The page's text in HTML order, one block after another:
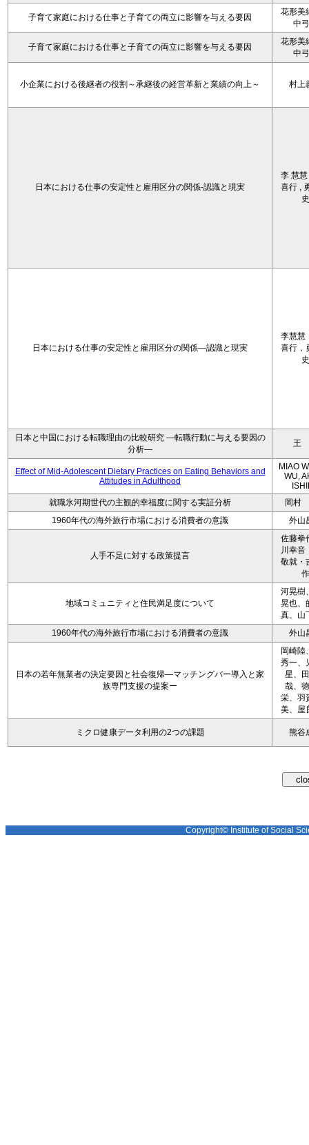
子育て家庭における仕事と子育ての両立に影響を与える要因
花形美
中
子育て家庭における仕事と子育ての両立に影響を与える要因
花形美
中
小企業における後継者の役割～承継後の経営革新と業績の向上～ 村上
日本における仕事の安定性と雇用区分の関係-認識と現実
李 慧慧
喜行 ,
史
日本における仕事の安定性と雇用区分の関係—認識と現実
李慧慧
喜行，
史
日本と中国における転職理由の比較研究 ―転職行動に与える要因の
分析―
王
Effect of Mid-Adolescent Dietary Practices on Eating Behaviors and
Attitudes in Adulthood
MIAO
WU,
就職氷河期世代の主観的幸福度に関する実証分析
岡村
1960年代の海外旅行市場における消費者の意識
外山
人手不足に対する政策提言
佐藤拳
川幸音
敬就・
作
地域コミュニティと住民満足度について
河晃樹
晃也、
真、山
1960年代の海外旅行市場における消費者の意識
外山
日本の若年無業者の決定要因と社会復帰―マッチングバー導入と家
族専門支援の提案ー
岡崎陸
秀一、
星、
哉、
栄、羽
美、屋
ミクロ健康データ利用の2つの課題 熊谷
Copyright© Institute of Social